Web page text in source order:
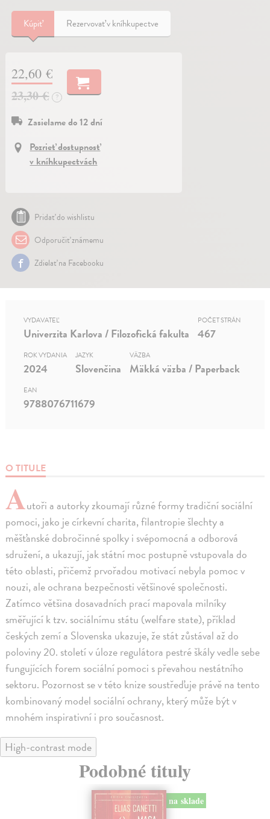
Kúpiť Rezervovať v kníhkupectve
22,60 €
23,30 €
?
Zasielame do 12 dní
Pozrieť dostupnosť
v kníhkupectvách
Pridať do wishlistu
Odporučiť známemu
Zdielať na Facebooku
O TITULE
Autoři a autorky zkoumají různé formy tradiční sociální
pomoci, jako je církevní charita, filantropie šlechty a
měšťanské dobročinné spolky i svépomocná a odborová
sdružení, a ukazují, jak státní moc postupně vstupovala do
této oblasti, přičemž prvořadou motivací nebyla pomoc v
nouzi, ale ochrana bezpečnosti většinové společnosti.
Zatímco většina dosavadních prací mapovala milníky
směřující k tzv. sociálnímu státu (welfare state), příklad
českých zemí a Slovenska ukazuje, že stát zůstával až do
poloviny 20. století v úloze regulátora pestré škály vedle sebe
fungujících forem sociální pomoci s převahou nestátního
sektoru. Pozornost se v této knize soustřeďuje právě na tento
kombinovaný model sociální ochrany, který může být v
mnohém inspirativní i pro současnost.
VYDAVATEĽ
Univerzita Karlova / Filozofická fakulta
POČET STRÁN
467
ROK VYDANIA
2024
JAZYK
Slovenčina
VÄZBA
Mäkká väzba / Paperback
EAN
9788076711679
High-contrast mode
Podobné tituly